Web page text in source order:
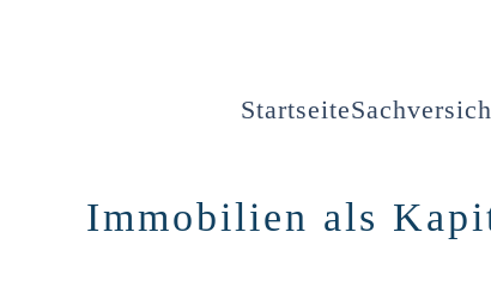
Startseite
Immobilien als